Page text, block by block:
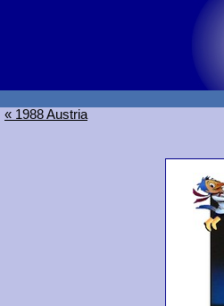
« 1988 Austria